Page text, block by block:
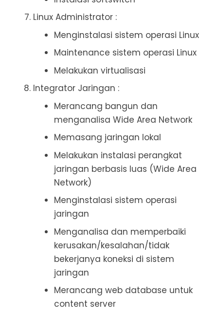
Linux Administrator :
Menginstalasi sistem operasi Linux
Maintenance sistem operasi Linux
Melakukan virtualisasi
Integrator Jaringan :
Merancang bangun dan
menganalisa Wide Area Network
Memasang jaringan lokal
Melakukan instalasi perangkat
jaringan berbasis luas (Wide Area
Network)
Menginstalasi sistem operasi
jaringan
Menganalisa dan memperbaiki
kerusakan/kesalahan/tidak
bekerjanya koneksi di sistem
jaringan
Merancang web database untuk
content server